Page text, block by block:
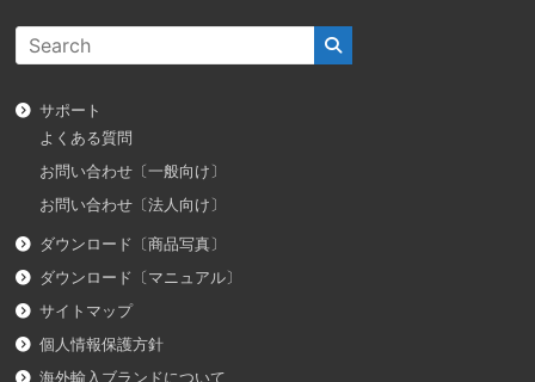
サポート
よくある質問
お問い合わせ〔一般向け〕
お問い合わせ〔法人向け〕
ダウンロード〔商品写真〕
ダウンロード〔マニュアル〕
サイトマップ
個人情報保護方針